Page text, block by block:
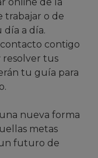
trabajar o de
a día.
contigo
resolver tus
tu guía para
nueva forma
metas
futuro de